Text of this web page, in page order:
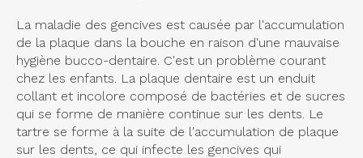
La maladie des gencives est causée par l'accumulation
de la plaque dans la bouche en raison d'une mauvaise
hygiène bucco-dentaire. C'est un problème courant
chez les enfants. La plaque dentaire est un enduit
collant et incolore composé de bactéries et de sucres
qui se forme de manière continue sur les dents. Le
tartre se forme à la suite de l'accumulation de plaque
sur les dents, ce qui infecte les gencives qui